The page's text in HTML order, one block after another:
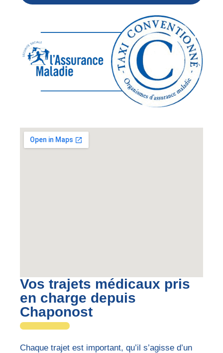
Vos trajets médicaux pris
en charge depuis
Chaponost
Chaque trajet est important, qu’il s’agisse d’un